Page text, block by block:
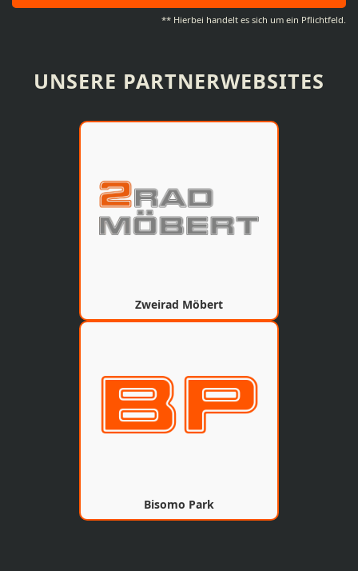
** Hierbei handelt es sich um ein Pflichtfeld.
UNSERE PARTNERWEBSITES
Zweirad Möbert
Bisomo Park